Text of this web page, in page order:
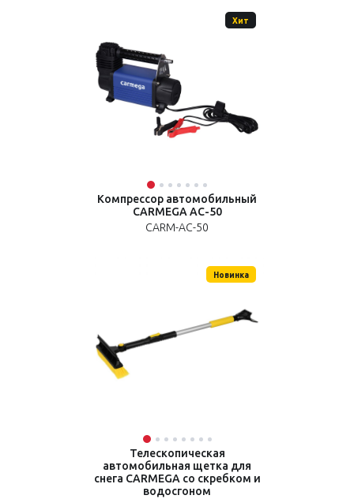
Хит
Компрессор автомобильный
CARMEGA AC-50
CARM-AC-50
Новинка
Телескопическая
автомобильная щетка для
снега CARMEGA со скребком и
водосгоном